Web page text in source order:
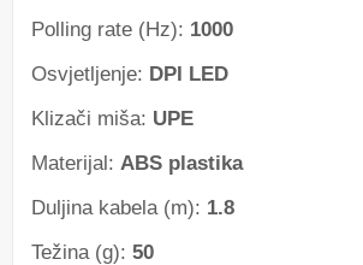
Polling rate (Hz): 1000
Osvjetljenje: DPI LED
Klizači miša: UPE
Materijal: ABS plastika
Duljina kabela (m): 1.8
Težina (g): 50